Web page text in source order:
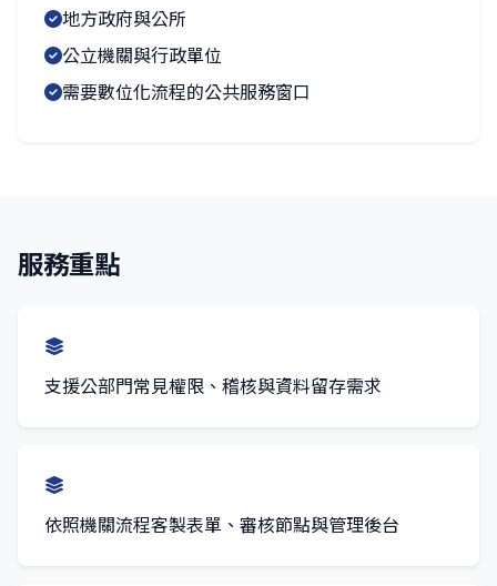
地方政府與公所
公立機關與行政單位
需要數位化流程的公共服務窗口
服務重點
支援公部門常見權限、稽核與資料留存需求
依照機關流程客製表單、審核節點與管理後台